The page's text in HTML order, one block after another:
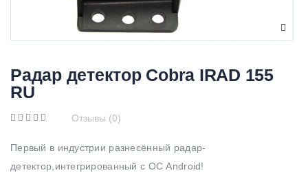
Радар детектор Cobra IRAD 155
RU
Отзывы (0)
Первый в индустрии разнесённый радар-
детектор,интегрированный с ОС Android!